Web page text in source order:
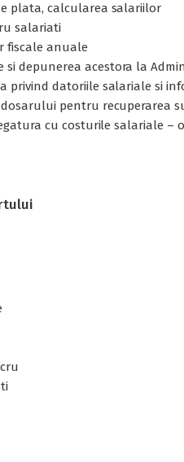
plata, calcularea salariilor
salariati
fiscale anuale
depunerea acestora la
privind datoriile salariale si
pentru recuperarea
cu costurile salariale –